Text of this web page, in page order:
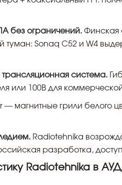
без ограничений. Финская
туман: Sonaq C52 и W4
система.
или 100В для
— магнитные грили белого
Radiotehnika
разработка,
Radiotehnika в